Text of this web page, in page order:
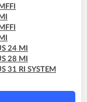
24 MI
28 MI
31 RI SYSTEM
31 RI SYSTEM